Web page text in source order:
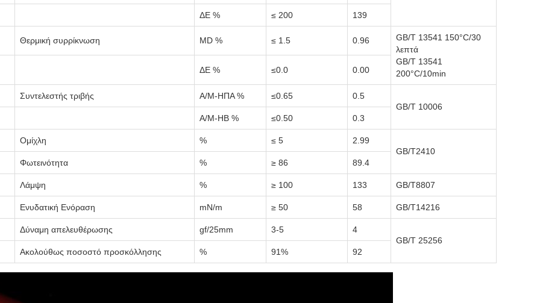
ΔΕ % ≤ 200 139
Θερμική συρρίκνωση MD % ≤ 1.5 0.96
GB/T 13541 150°C/30
λεπτά
GB/T 13541
200°C/10min
ΔΕ % ≤0.0 0.00
Συντελεστής τριβής Α/Μ-ΗΠΑ % ≤0.65
0.5
GB/T 10006
Α/Μ-ΗΒ %
≤0.50 0.3
Ομίχλη % ≤ 5
2.99
GB/T2410
Φωτεινότητα % ≥ 86 89.4
Λάμψη % ≥ 100 133 GB/T8807
Ενυδατική Ενόραση mN/m ≥ 50 58 GB/T14216
Δύναμη απελευθέρωσης gf/25mm 3-5
4
GB/T 25256
Ακολούθως ποσοστό προσκόλλησης % 91% 92